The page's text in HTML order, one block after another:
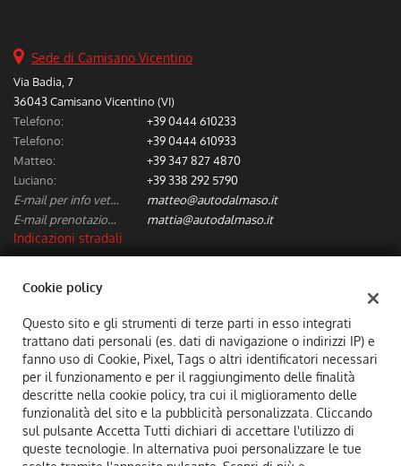
Sede di Camisano Vicentino
Via Badia, 7
36043 Camisano Vicentino (VI)
Telefono:
+39 0444 610233
Telefono:
+39 0444 610933
Matteo:
+39 347 827 4870
Luciano:
+39 338 292 5790
E-mail per info vetture nuove/usate:
matteo@autodalmaso.it
E-mail prenotazione/preventivi riparazioni:
mattia@autodalmaso.it
Indicazioni stradali
Aldo Dal Maso & C. Snc
Via Badia, 7, Camisano Vicentino (VI)
C.F/P.IVA:02294690249
Registro delle imprese:VI
Cookie policy
Questo sito e gli strumenti di terze parti in esso integrati
trattano dati personali (es. dati di navigazione o indirizzi IP) e
fanno uso di Cookie, Pixel, Tags o altri identificatori necessari
per il funzionamento e per il raggiungimento delle finalità
descritte nella cookie policy, tra cui il miglioramento delle
funzionalità del sito e la pubblicità personalizzata. Cliccando
sul pulsante Accetta Tutti dichiari di accettare l'utilizzo di
queste tecnologie. In alternativa puoi personalizzare le tue